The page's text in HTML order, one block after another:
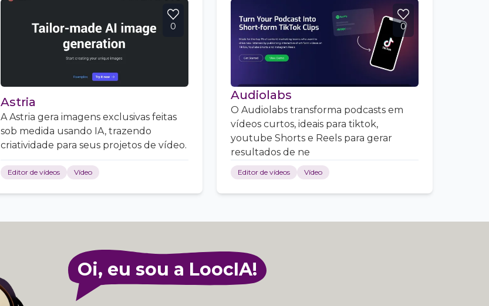
0
Astria
A Astria gera imagens exclusivas feitas
sob medida usando IA, trazendo
criatividade para seus projetos de vídeo.
Editor de vídeos Vídeo
0
Audiolabs
O Audiolabs transforma podcasts em
vídeos curtos, ideais para tiktok,
youtube Shorts e Reels para gerar
resultados de ne
Editor de vídeos Vídeo
Oi, eu sou a LoocIA!